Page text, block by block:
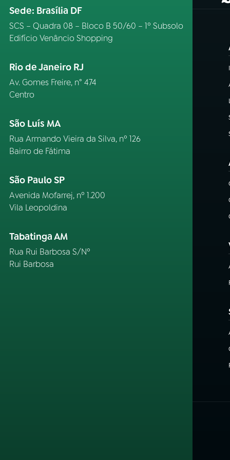
Sede: Brasília DF
SCS – Quadra 08 – Bloco B 50/60 – 1º Subsolo
Edifício Venâncio Shopping
Rio de Janeiro RJ
Av. Gomes Freire, n° 474
Centro
São Luís MA
Rua Armando Vieira da Silva, nº 126
Bairro de Fátima
São Paulo SP
Avenida Mofarrej, nº 1.200
Vila Leopoldina
Tabatinga AM
Rua Rui Barbosa S/Nº
Rui Barbosa